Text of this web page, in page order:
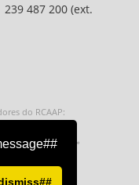
487 200 (ext.
Ciência e a Tecnologia -
do RCAAP:
União